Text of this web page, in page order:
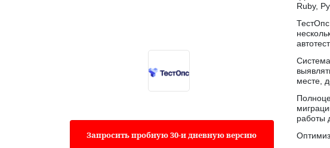
Запросить пробную 30-и дневную версию
Ruby,
месте,
работы